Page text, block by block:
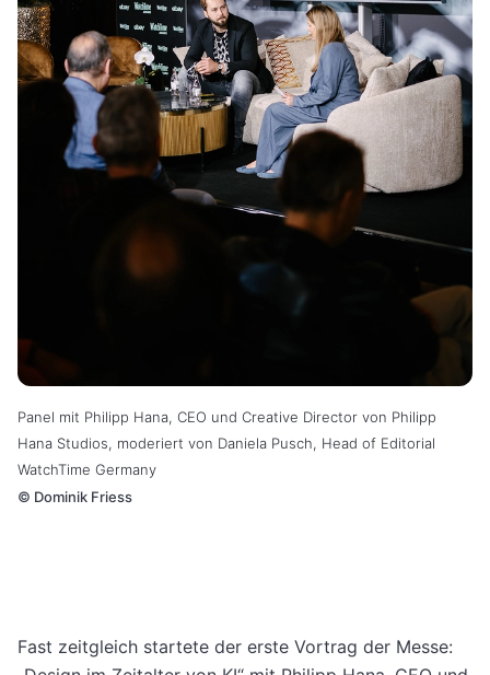
Panel mit Philipp Hana, CEO und Creative Director von Philipp
Hana Studios, moderiert von Daniela Pusch, Head of Editorial
WatchTime Germany
© Dominik Friess
Fast zeitgleich startete der erste Vortrag der Messe: